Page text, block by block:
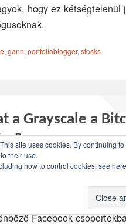
hogy ez kétségtelenül
,gann,portfolioblogger,stocks
a Grayscale a
JULY 4, 2021 - 07:26
kérdést igen sokszor
Grayscale kapcsán írt
Facebook
site uses cookies. By continuing
their use.
how to control cookies, see